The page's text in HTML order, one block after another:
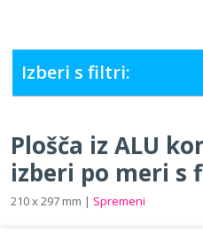
Izberi s filtri:
Plošča iz ALU
izberi po meri s
210 x 297 mm | Spremeni